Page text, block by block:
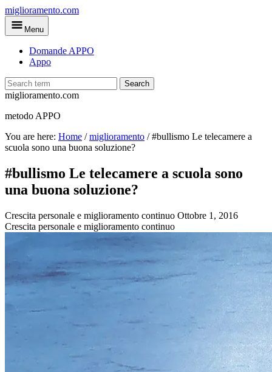
Skip
to
main
miglioramento.com
Menu
Domande APPO
Appo
Search
miglioramento.com
metodo APPO
You are here: Home /miglioramento /#bullismo Le telecamere a
scuola sono una buona soluzione?
#bullismo Le telecamere a scuola sono
una buona soluzione?
Crescita personale e miglioramento continuo Ottobre 1, 2016
Crescita personale e miglioramento continuo